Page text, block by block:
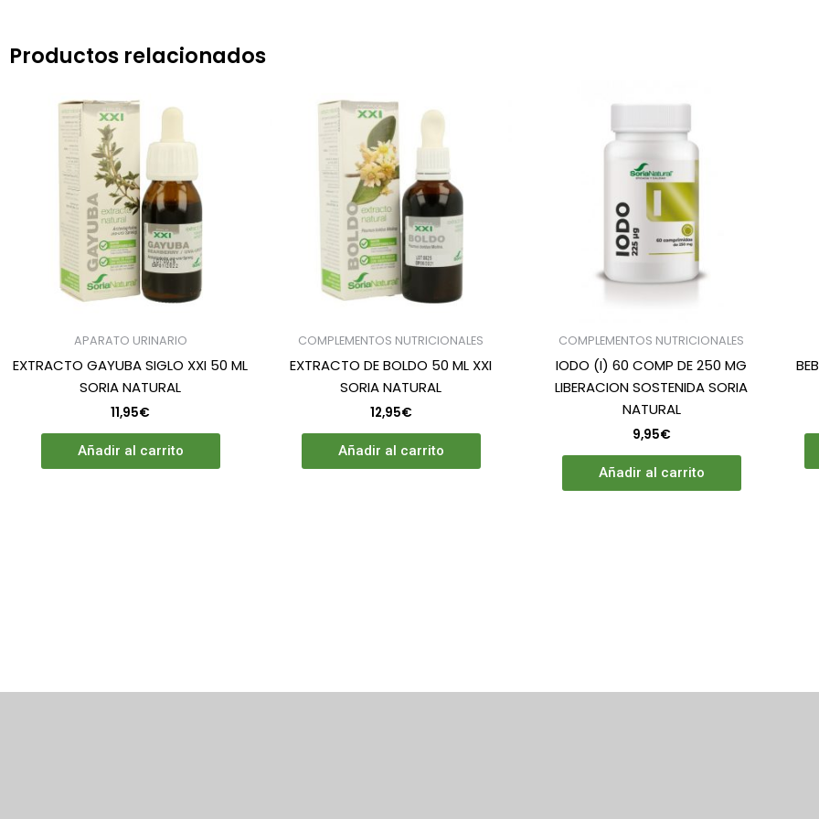
Productos relacionados
APARATO URINARIO
EXTRACTO GAYUBA SIGLO XXI 50 ML
SORIA NATURAL
11,95€
Añadir al carrito
COMPLEMENTOS NUTRICIONALES
EXTRACTO DE BOLDO 50 ML XXI
SORIA NATURAL
12,95€
Añadir al carrito
COMPLEMENTOS NUTRICIONALES
IODO (I) 60 COMP DE 250 MG
LIBERACION SOSTENIDA SORIA
NATURAL
9,95€
Añadir al carrito